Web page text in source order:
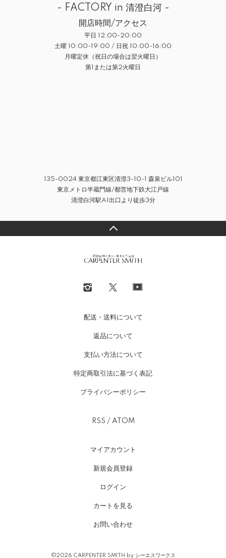
- FACTORY in 清澄白河 -
開店時間/アクセス
平日 12:00-20:00
土曜 10:00-19:00 / 日祝 10:00-16:00
月曜定休（祝日の場合は翌火曜日）
第1または第2火曜日
135-0024 東京都江東区清澄3-10-1 森泉ビル101
東京メトロ半蔵門線/都営地下鉄大江戸線
清澄白河駅A1出口より徒歩3分
配送・送料について
返品について
支払い方法について
特定商取引法に基づく表記
プライバシーポリシー
RSS / ATOM
マイアカウント
新規会員登録
ログイン
カートを見る
お問い合わせ
©2026 CARPENTER SMITH by シーエスワークス